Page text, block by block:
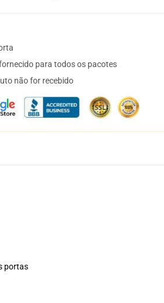
para todos os pacotes
não for recebido
portas